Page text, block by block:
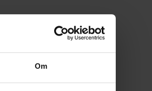
Om
med recept
gäller
kr
265,45 kr